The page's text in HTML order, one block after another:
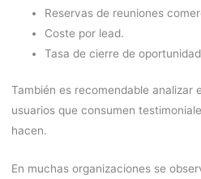
Reservas de reuniones
Coste por lead.
Tasa de cierre de
También es recomendable analizar
usuarios que consumen
hacen.
En muchas organizaciones se